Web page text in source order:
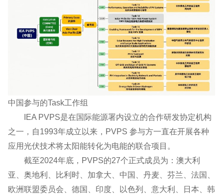
中国参与的Task工作组
IEA PVPS是在国际能源署内设立的合作研发协定机构
之一，自1993年成立以来，PVPS 参与方一直在开展各种
应用光伏技术将太阳能转化为电能的联合项目。
截至2024年底，PVPS的27个正式成员为：澳大利
亚、奥地利、比利时、加拿大、中国、丹麦、芬兰、法国、
欧洲联盟委员会、德国、印度、以色列、意大利、日本、韩